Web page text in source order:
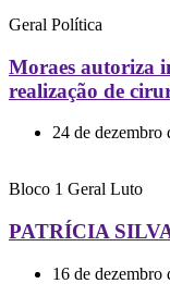
Geral Política
Moraes autoriza
realização de
24 de dezembro
Bloco 1 Geral Luto
PATRÍCIA
16 de dezembro